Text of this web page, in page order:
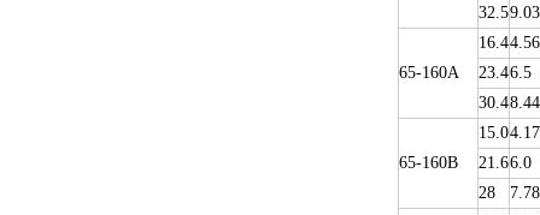
32.59.03
65-160A
16.44.56
23.46.5
30.48.44
65-160B
15.04.17
21.66.0
28
7.78